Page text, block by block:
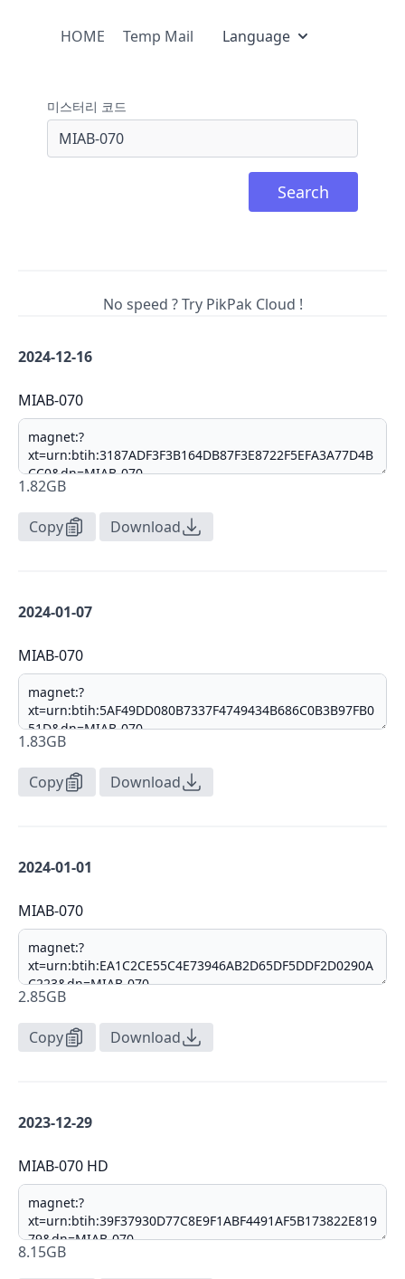
HOME Temp Mail Language
미스터리 코드
Search
No speed ? Try PikPak Cloud !
2024-12-16
MIAB-070
1.82GB
Copy Download
2024-01-07
MIAB-070
1.83GB
Copy Download
2024-01-01
MIAB-070
2.85GB
Copy Download
2023-12-29
MIAB-070 HD
8.15GB